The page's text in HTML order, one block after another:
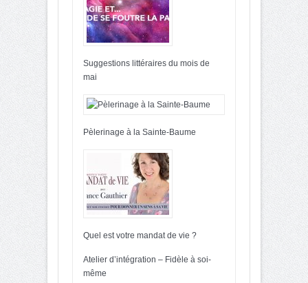
Suggestions littéraires du mois de
mai
Pèlerinage à la Sainte-Baume
Quel est votre mandat de vie ?
Atelier d’intégration – Fidèle à soi-
même